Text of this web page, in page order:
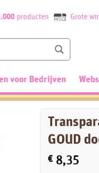
producten Grote
voor Bedrijven
GOUD
€8,35